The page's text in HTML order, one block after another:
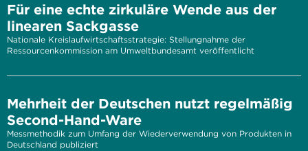
Für eine echte zirkuläre Wende aus der
linearen Sackgasse
Nationale Kreislaufwirtschaftsstrategie: Stellungnahme der
Ressourcenkommission am Umweltbundesamt veröffentlicht
Mehrheit der Deutschen nutzt regelmäßig
Second-Hand-Ware
Messmethodik zum Umfang der Wiederverwendung von Produkten in
Deutschland publiziert